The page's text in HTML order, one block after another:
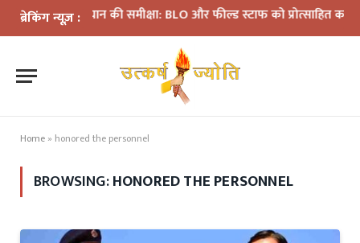
ब्रेकिंग न्यूज़ :
SIR अभियान की समीक्षा: BLO और फील्ड स्टाफ को प्रोत्साहित करें
Home » honored the personnel
BROWSING:HONORED THE PERSONNEL